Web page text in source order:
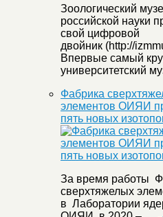
Зоологический
российской науки
свой цифровой
двойник (http://
Впервые самый
университетский
Фабрика
элементов ОИЯИ
пять новых
За время работы
сверхтяжелых
в Лаборатории